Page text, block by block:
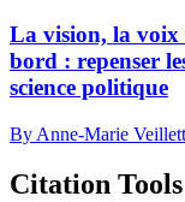
La vision, la voix
bord : repenser
science politique
By Anne-Marie
Citation Tools